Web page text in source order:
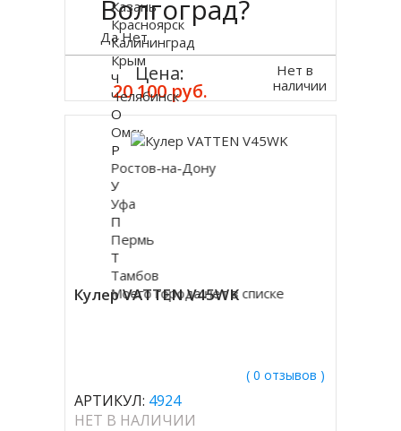
Цена:
20 100 руб.
Нет в
наличии
Кулер VATTEN V45WK
( 0 отзывов )
АРТИКУЛ: 4924
НЕТ В НАЛИЧИИ
Волгоград?
Да Нет
Казань
Красноярск
Калининград
Крым
Ч
Челябинск
О
Омск
Р
Ростов-на-Дону
У
Уфа
П
Пермь
Т
Тамбов
Моего города нет в списке